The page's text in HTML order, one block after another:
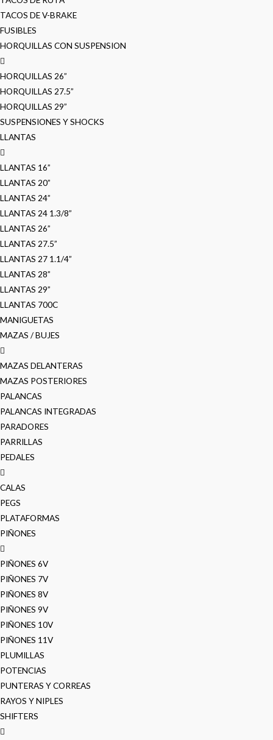
TACOS DE V-BRAKE
FUSIBLES
HORQUILLAS CON SUSPENSION
HORQUILLAS 26”
HORQUILLAS 27.5”
HORQUILLAS 29”
SUSPENSIONES Y SHOCKS
LLANTAS
LLANTAS 16”
LLANTAS 20”
LLANTAS 24”
LLANTAS 24 1.3/8”
LLANTAS 26”
LLANTAS 27.5”
LLANTAS 27 1.1/4”
LLANTAS 28”
LLANTAS 29”
LLANTAS 700C
MANIGUETAS
MAZAS / BUJES
MAZAS DELANTERAS
MAZAS POSTERIORES
PALANCAS
PALANCAS INTEGRADAS
PARADORES
PARRILLAS
PEDALES
CALAS
PEGS
PLATAFORMAS
PIÑONES
PIÑONES 6V
PIÑONES 7V
PIÑONES 8V
PIÑONES 9V
PIÑONES 10V
PIÑONES 11V
PLUMILLAS
POTENCIAS
PUNTERAS Y CORREAS
RAYOS Y NIPLES
SHIFTERS